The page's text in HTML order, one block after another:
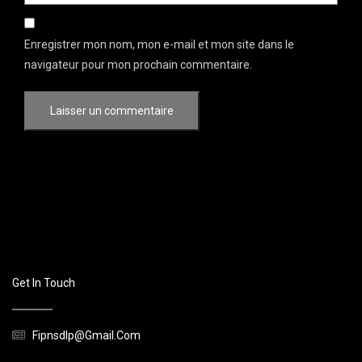
Enregistrer mon nom, mon e-mail et mon site dans le
navigateur pour mon prochain commentaire.
Get In Touch
Fipnsdlp@gmail.com